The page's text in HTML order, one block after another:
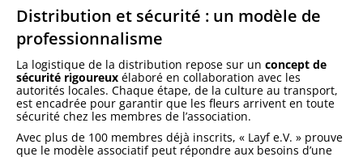
Distribution et sécurité : un modèle de
professionnalisme
La logistique de la distribution repose sur un concept de
sécurité rigoureux élaboré en collaboration avec les
autorités locales. Chaque étape, de la culture au transport,
est encadrée pour garantir que les fleurs arrivent en toute
sécurité chez les membres de l’association.
Avec plus de 100 membres déjà inscrits, « Layf e.V. » prouve
que le modèle associatif peut répondre aux besoins d’une